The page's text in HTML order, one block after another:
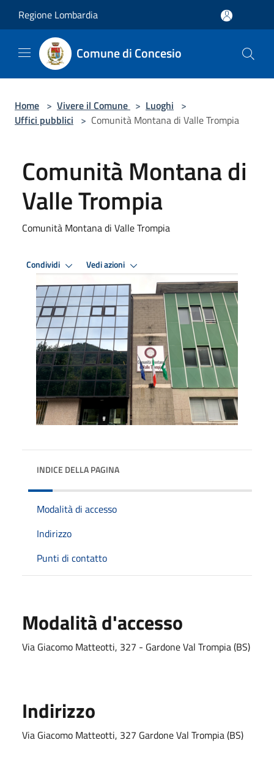
Regione Lombardia
Comune di Concesio
Home > Vivere il Comune > Luoghi >
Uffici pubblici > Comunità Montana di Valle Trompia
Comunità Montana di
Valle Trompia
Comunità Montana di Valle Trompia
Condividi Vedi azioni
INDICE DELLA PAGINA
Modalità di accesso
Indirizzo
Punti di contatto
Modalità d'accesso
Via Giacomo Matteotti, 327 - Gardone Val Trompia (BS)
Indirizzo
Via Giacomo Matteotti, 327 Gardone Val Trompia (BS)